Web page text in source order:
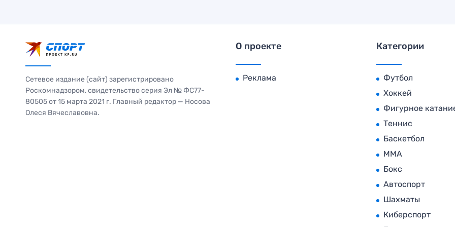
Сетевое издание (сайт) зарегистрировано
Роскомнадзором, свидетельство серия Эл № ФС77-
80505 от 15 марта 2021 г. Главный редактор — Носова
Олеся Вячеславовна.
О проекте
Реклама
Категории
Футбол
Хоккей
Фигурное
Теннис
Баскетбол
MMA
Бокс
Автоспорт
Шахматы
Киберспорт